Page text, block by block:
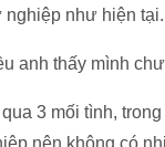
nghiệp như hiện tại.
anh thấy mình
3 mối tình,
nên không có